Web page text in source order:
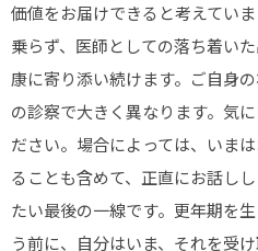
価値をお届けできると考えてい
乗らず、医師としての落ち着い
康に寄り添い続けます。ご自身
の診察で大きく異なります。気
ださい。場合によっては、いま
ることも含めて、正直にお話し
たい最後の一線です。更年期を
う前に、自分はいま、それを受